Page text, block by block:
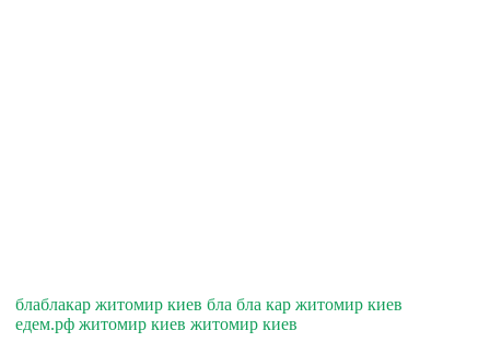
блаблакар житомир киев бла бла кар житомир киев
едем.рф житомир киев житомир киев